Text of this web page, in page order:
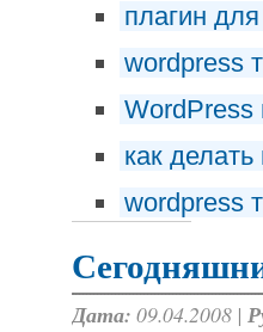
плагин
wordpress
как
wordpress
Дата: 09.04.2008 |